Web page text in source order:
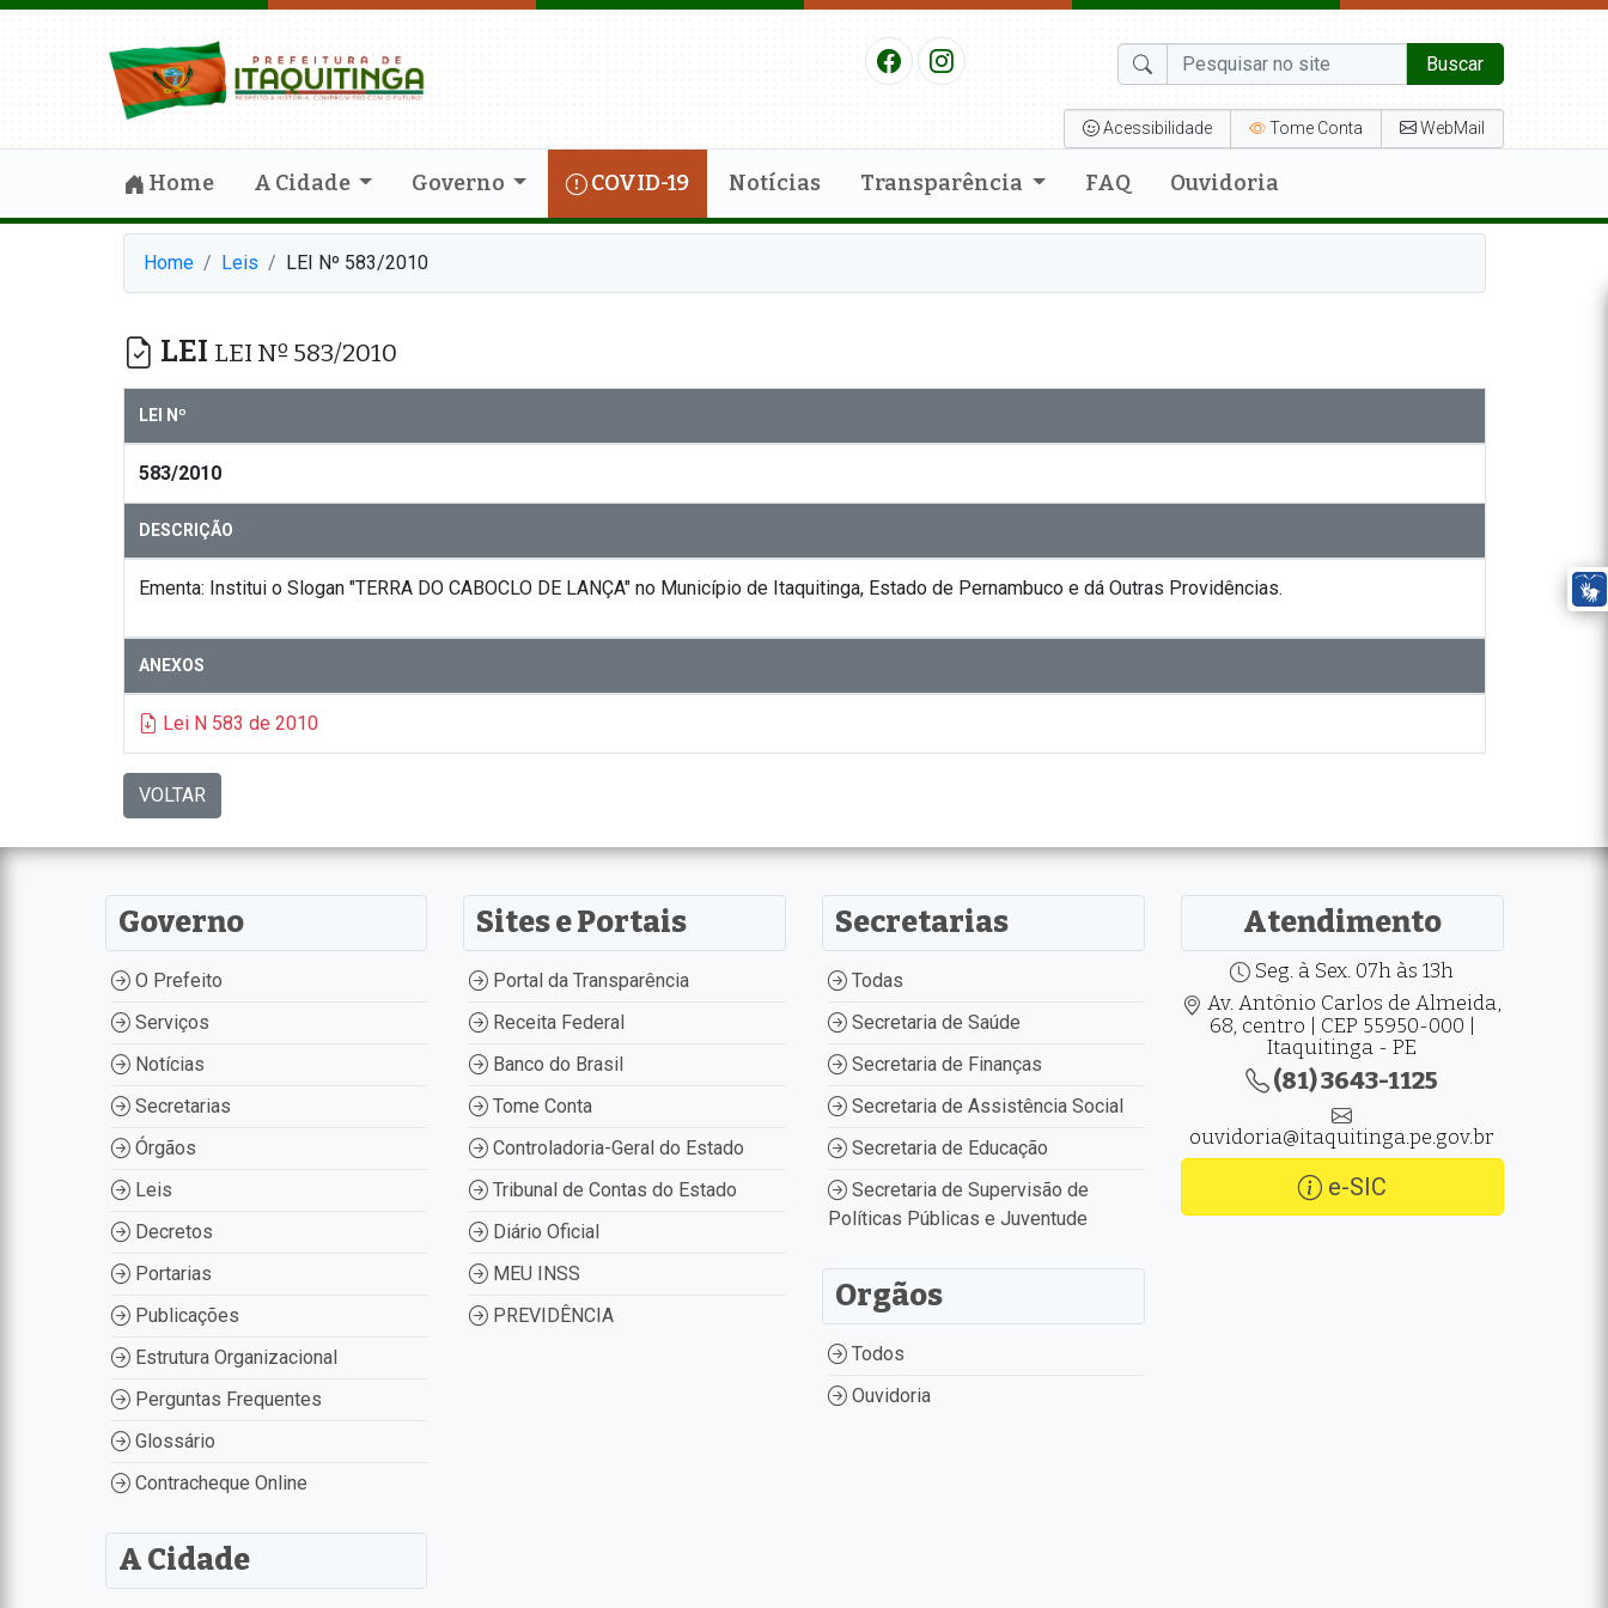
Buscar
Acessibilidade Tome Conta WebMail
Home A Cidade Governo COVID-19 Notícias Transparência FAQ Ouvidoria
Home Leis LEI Nº 583/2010
LEI LEI Nº 583/2010
LEI Nº
583/2010
DESCRIÇÃO
Ementa: Institui o Slogan "TERRA DO CABOCLO DE LANÇA" no Município de Itaquitinga, Estado de Pernambuco e dá Outras Providências.
ANEXOS
Lei N 583 de 2010
VOLTAR
Governo
O Prefeito
Serviços
Notícias
Secretarias
Órgãos
Leis
Decretos
Portarias
Publicações
Estrutura Organizacional
Perguntas Frequentes
Glossário
Contracheque Online
A Cidade
Sites e Portais
Portal da Transparência
Receita Federal
Banco do Brasil
Tome Conta
Controladoria-Geral do Estado
Tribunal de Contas do Estado
Diário Oficial
MEU INSS
PREVIDÊNCIA
Secretarias
Todas
Secretaria de Saúde
Secretaria de Finanças
Secretaria de Assistência Social
Secretaria de Educação
Secretaria de Supervisão de
Políticas Públicas e Juventude
Orgãos
Todos
Ouvidoria
Atendimento
Seg. à Sex. 07h às 13h
Av. Antônio Carlos de Almeida,
68, centro | CEP 55950-000 |
Itaquitinga - PE
(81) 3643-1125
ouvidoria@itaquitinga.pe.gov.br
e-SIC